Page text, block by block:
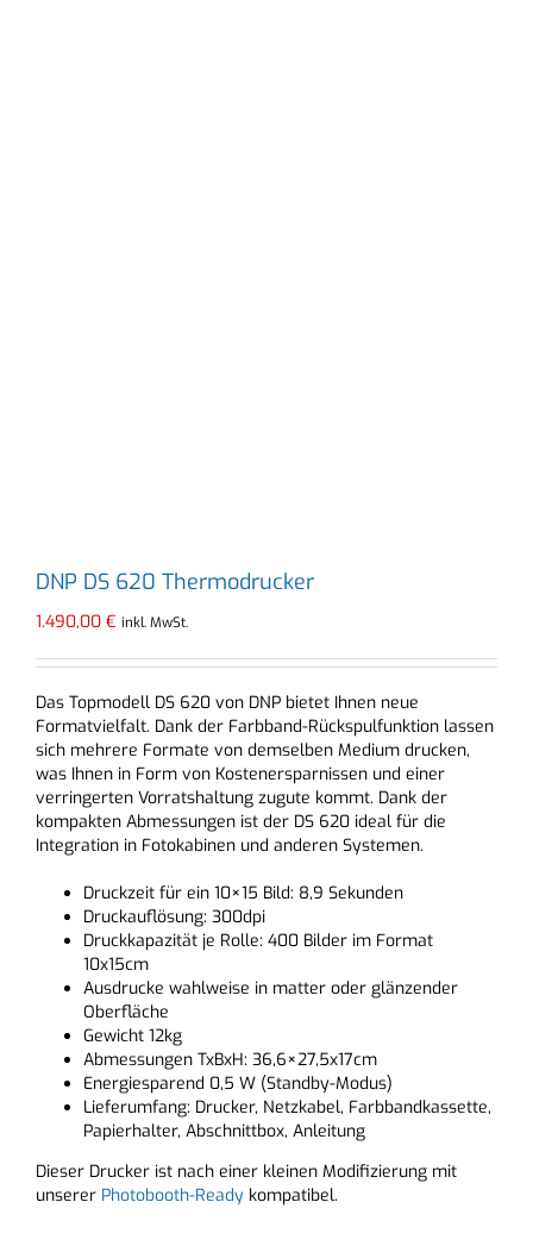
DNP DS 620 Thermodrucker
1.490,00 € inkl. MwSt.
Das Topmodell DS 620 von DNP bietet Ihnen neue
Formatvielfalt. Dank der Farbband-Rückspulfunktion lassen
sich mehrere Formate von demselben Medium drucken,
was Ihnen in Form von Kostenersparnissen und einer
verringerten Vorratshaltung zugute kommt. Dank der
kompakten Abmessungen ist der DS 620 ideal für die
Integration in Fotokabinen und anderen Systemen.
Druckzeit für ein 10×15 Bild: 8,9 Sekunden
Druckauflösung: 300dpi
Druckkapazität je Rolle: 400 Bilder im Format
10x15cm
Ausdrucke wahlweise in matter oder glänzender
Oberfläche
Gewicht 12kg
Abmessungen TxBxH: 36,6×27,5x17cm
Energiesparend 0,5 W (Standby-Modus)
Lieferumfang: Drucker, Netzkabel, Farbbandkassette,
Papierhalter, Abschnittbox, Anleitung
Dieser Drucker ist nach einer kleinen Modifizierung mit
unserer Photobooth-Ready kompatibel.